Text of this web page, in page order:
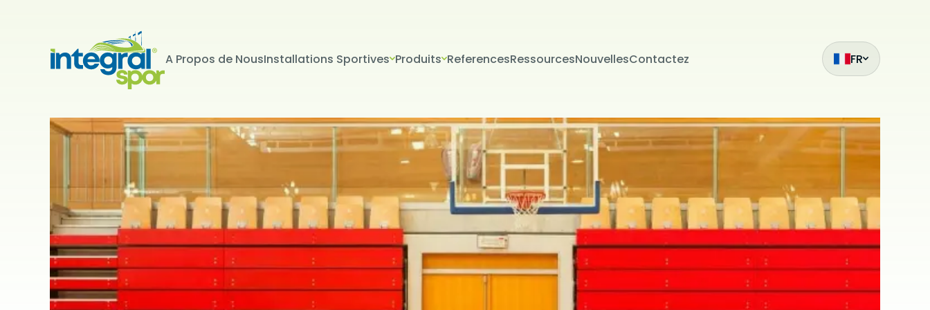
A Propos de NousInstallations Sportives Produits ReferencesRessourcesNouvellesContactez FR
adlandırılacaktır.) tarafından işletilen (www.alanadi.com) internet sitesini ziyaret
edenlerin gizliliğini korumak Kurumumuzun önde gelen ilkelerindendir. Bu Çerez
Kullanımı Politikası (“Politika”), tüm web sitesi ziyaretçilerimize ve kullanıcılarımıza hangi
tür çerezlerin hangi koşullarda kullanıldığını açıklamaktadır.
Çerezler, bilgisayarınız ya da mobil cihazınız üzerinden ziyaret ettiğiniz internet siteleri
tarafından cihazınıza veya ağ sunucusuna depolanan küçük metin dosyalarıdır.
Genellikle ziyaret ettiğiniz internet sitesini kullanmanız sırasında size kişiselleştirilmiş bir
deneyim sunmak, sunulan hizmetleri geliştirmek ve deneyiminizi iyileştirmek için
kullanılır ve bir internet sitesinde gezinirken kullanım kolaylığına katkıda bulunabilir. Çerez
kullanılmasını tercih etmezseniz tarayıcınızın ayarlarından Çerezleri silebilir ya da
engelleyebilirsiniz. Ancak bunun internet sitemizi kullanımınızı etkileyebileceğini
hatırlatmak isteriz. Tarayıcınızdan Çerez ayarlarınızı değiştirmediğiniz sürece bu sitede
çerez kullanımını kabul ettiğinizi varsayacağız.
Projets Tous les projets